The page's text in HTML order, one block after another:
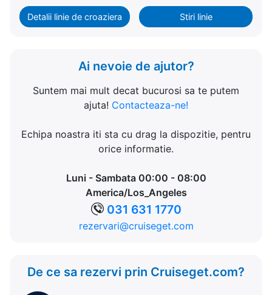
Detalii linie de croaziera Stiri linie
Ai nevoie de ajutor?
Suntem mai mult decat bucurosi sa te putem
ajuta! Contacteaza-ne!
Echipa noastra iti sta cu drag la dispozitie, pentru
orice informatie.
Luni - Sambata 00:00 - 08:00
America/Los_Angeles
031 631 1770
rezervari@cruiseget.com
De ce sa rezervi prin Cruiseget.com?